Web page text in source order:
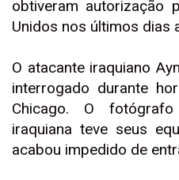
obtiveram autorização
Unidos nos últimos dias
O atacante iraquiano
interrogado durante
Chicago. O
iraquiana teve seus
acabou impedido de